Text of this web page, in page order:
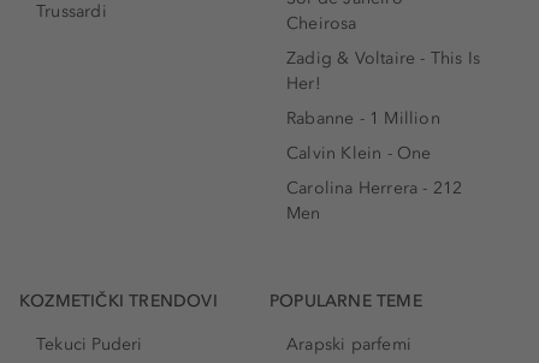
Trussardi
Cheirosa
Zadig & Voltaire - This Is
Her!
Rabanne - 1 Million
Calvin Klein - One
Carolina Herrera - 212
Men
KOZMETIČKI TRENDOVI
Tekuci Puderi
POPULARNE TEME
Arapski parfemi